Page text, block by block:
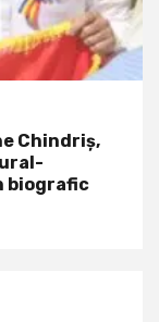
Chindriș,
biografic